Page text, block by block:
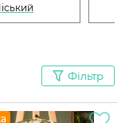
Фільтр